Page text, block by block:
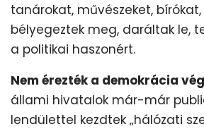
tanárokat, művészeket,
bélyegeztek meg, daráltak le,
a politikai haszonért.
Nem érezték a demokrácia
állami hivatalok már-már
lendülettel kezdtek „hálózati